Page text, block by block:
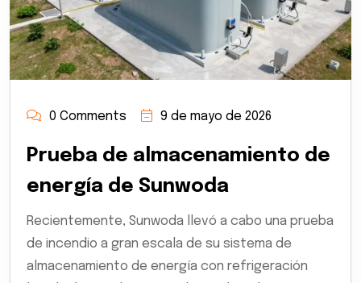
0 Comments 9 de mayo de 2026
Prueba de almacenamiento de
energía de Sunwoda
Recientemente, Sunwoda llevó a cabo una prueba
de incendio a gran escala de su sistema de
almacenamiento de energía con refrigeración